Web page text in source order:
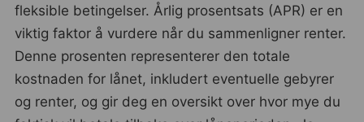
fleksible betingelser. Årlig prosentsats (APR) er en
viktig faktor å vurdere når du sammenligner renter.
Denne prosenten representerer den totale
kostnaden for lånet, inkludert eventuelle gebyrer
og renter, og gir deg en oversikt over hvor mye du